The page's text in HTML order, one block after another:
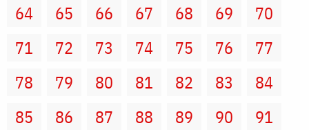
64
65 66 67 68 69
70
71
72 73 74 75 76
77
78
79 80 81 82 83
84
85
86 87 88 89 90
91